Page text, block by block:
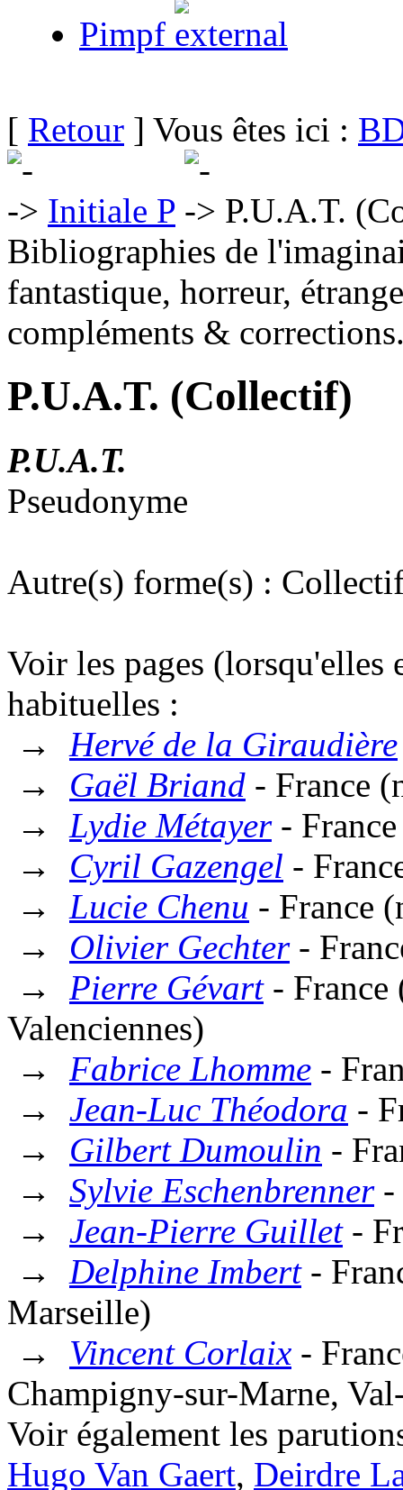
Pimpf
[ Retour ] Vous êtes ici :
Initiale P
P.U.A.T.
Bibliographies de
fantastique, horreur,
compléments &
P.U.A.T. (Collectif)
P.U.A.T.
Pseudonyme
Autre(s) forme(s) :
Voir les pages (lorsqu'elles
habituelles :
→ Hervé de la Giraudière
→ Gaël Briand - France
→ Lydie Métayer- France
→ Cyril Gazengel -
→ Lucie Chenu - France
→ Olivier Gechter-
→ Pierre Gévart- France
Valenciennes)
→ Fabrice Lhomme -
→ Jean-Luc Théodora -
→ Gilbert Dumoulin -
→ Sylvie Eschenbrenner-
→ Jean-Pierre Guillet-
→ Delphine Imbert-
Marseille)
→ Vincent Corlaix -
Champigny-sur-Marne,
Voir également les
Hugo Van Gaert, Deirdre